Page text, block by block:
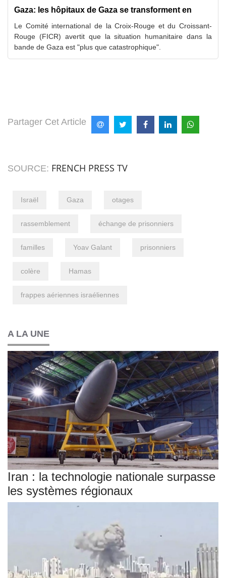
Gaza: les hôpitaux de Gaza se transforment en
Le Comité international de la Croix-Rouge et du Croissant-
Rouge (FICR) avertit que la situation humanitaire dans la
bande de Gaza est "plus que catastrophique".
Partager Cet Article
SOURCE: FRENCH PRESS TV
Israël Gaza otages
rassemblement échange de prisonniers
familles Yoav Galant prisonniers
colère Hamas
frappes aériennes israéliennes
A LA UNE
Iran : la technologie nationale surpasse
les systèmes régionaux